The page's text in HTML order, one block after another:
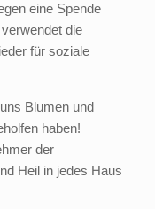
eine Spende
die
für soziale
Blumen und
haben!
der
Heil in jedes Haus